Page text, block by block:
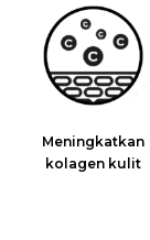
Meningkatkan
kolagen kulit